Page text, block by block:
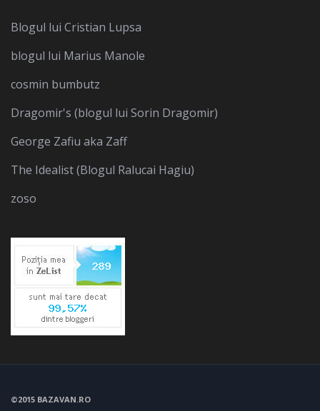
Blogul lui Cristian Lupsa
blogul lui Marius Manole
cosmin bumbutz
Dragomir's (blogul lui Sorin Dragomir)
George Zafiu aka Zaff
The Idealist (Blogul Ralucai Hagiu)
zoso
©2015 BAZAVAN.RO